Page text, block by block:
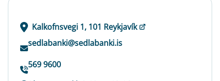
Kalkofnsvegi 1, 101 Reykjavík
sedlabanki@sedlabanki.is
569 9600